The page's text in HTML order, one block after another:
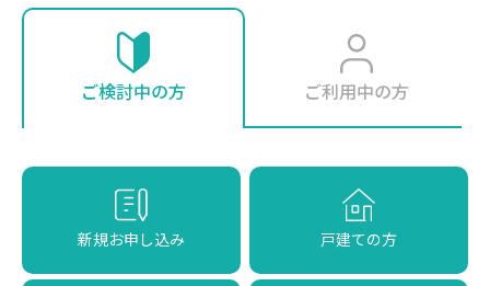
ご検討中の方 ご利用中の方
新規お申し込み 戸建ての方